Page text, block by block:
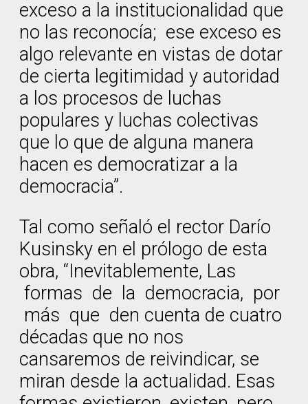
exceso a la institucionalidad que
no las reconocía; ese exceso es
algo relevante en vistas de dotar
de cierta legitimidad y autoridad
a los procesos de luchas
populares y luchas colectivas
que lo que de alguna manera
hacen es democratizar a la
democracia”.
Tal como señaló el rector Darío
Kusinsky en el prólogo de esta
obra, “Inevitablemente, Las
formas de la democracia, por
más que den cuenta de cuatro
décadas que no nos
cansaremos de reivindicar, se
miran desde la actualidad. Esas